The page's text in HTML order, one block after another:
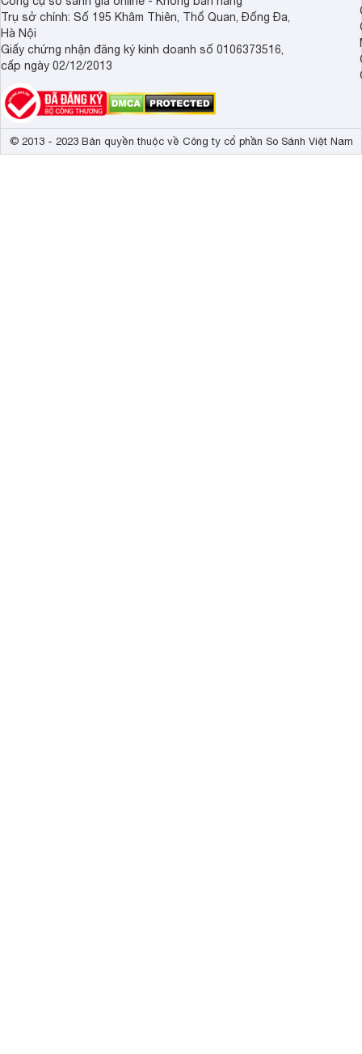
Trụ sở chính: Số 195 Khâm Thiên, Thổ Quan, Đống Đa,
Hà Nội
Giấy chứng nhận đăng ký kinh doanh số 0106373516,
cấp ngày 02/12/2013
© 2013 - 2023 Bản quyền thuộc về Công ty cổ phần So Sánh Việt Nam